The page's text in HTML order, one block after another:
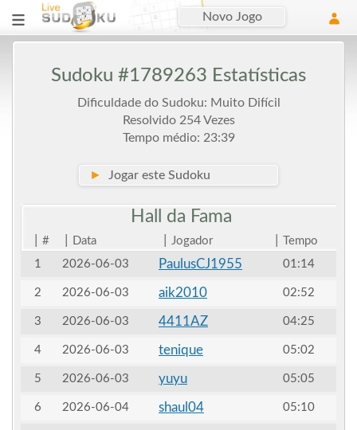
Novo Jogo
Sudoku #1789263 Estatísticas
Dificuldade do Sudoku: Muito Difícil
Resolvido 254 Vezes
Tempo médio: 23:39
► Jogar este Sudoku
Hall da Fama
# Data Jogador
Tempo
1
2026-06-03 PaulusCJ1955 01:14
2 2026-06-03 aik2010 02:52
3 2026-06-03 4411AZ 04:25
4 2026-06-03 tenique 05:02
5 2026-06-03 yuyu 05:05
6 2026-06-04 shaul04 05:10